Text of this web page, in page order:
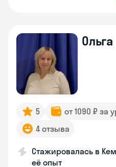
Ольга
5 от 1090 ₽ за
4 отзыва
Стажировалась в
её опыт